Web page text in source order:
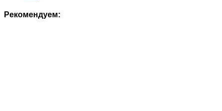
Рекомендуем: